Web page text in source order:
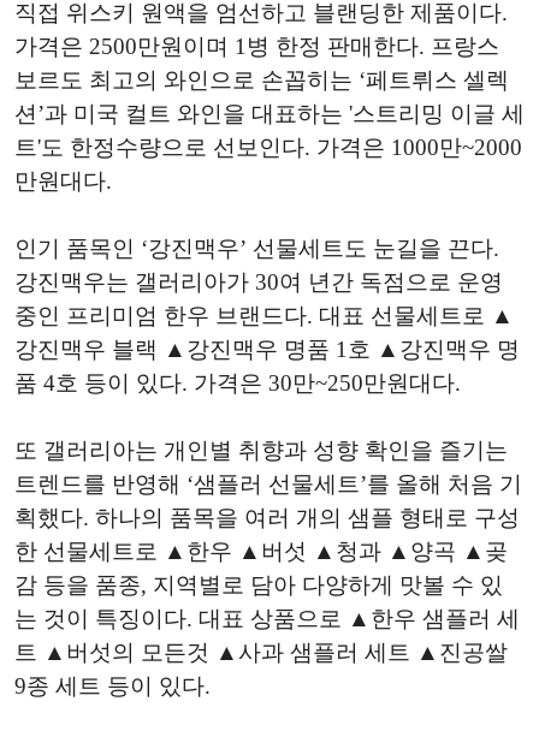
직접 위스키 원액을 엄선하고 블랜딩한 제품이다.
가격은 2500만원이며 1병 한정 판매한다. 프랑스
보르도 최고의 와인으로 손꼽히는 ‘페트뤼스 셀렉
션’과 미국 컬트 와인을 대표하는 '스트리밍 이글 세
트'도 한정수량으로 선보인다. 가격은 1000만~2000
만원대다.
인기 품목인 ‘강진맥우’ 선물세트도 눈길을 끈다.
강진맥우는 갤러리아가 30여 년간 독점으로 운영
중인 프리미엄 한우 브랜드다. 대표 선물세트로 ▲
강진맥우 블랙 ▲강진맥우 명품 1호 ▲강진맥우 명
품 4호 등이 있다. 가격은 30만~250만원대다.
또 갤러리아는 개인별 취향과 성향 확인을 즐기는
트렌드를 반영해 ‘샘플러 선물세트’를 올해 처음 기
획했다. 하나의 품목을 여러 개의 샘플 형태로 구성
한 선물세트로 ▲한우 ▲버섯 ▲청과 ▲양곡 ▲곶
감 등을 품종, 지역별로 담아 다양하게 맛볼 수 있
는 것이 특징이다. 대표 상품으로 ▲한우 샘플러 세
트 ▲버섯의 모든것 ▲사과 샘플러 세트 ▲진공쌀
9종 세트 등이 있다.